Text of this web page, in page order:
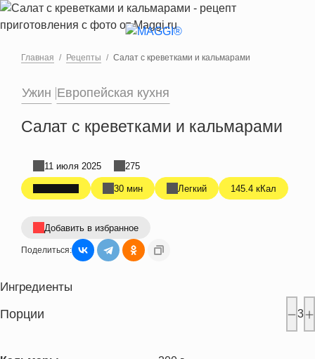
Перейти к основному содержанию
Главная Рецепты Салат с креветками и кальмарами
Ужин Европейская кухня
Салат с креветками и кальмарами
30 мин Легкий 145.4 кКал
11 июля 2025 275
Добавить в избранное
Поделиться:
Ингредиенты
Порции 3